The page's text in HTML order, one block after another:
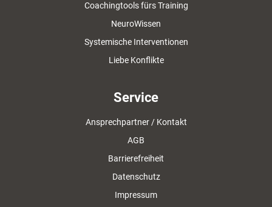
Coachingtools fürs Training
NeuroWissen
Systemische Interventionen
Liebe Konflikte
Service
Ansprechpartner / Kontakt
AGB
Barrierefreiheit
Datenschutz
Impressum